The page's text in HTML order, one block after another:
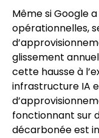
Même si Google
opérationnelles,
glissement
cette hausse à
infrastructure IA
fonctionnant sur
décarbonée est